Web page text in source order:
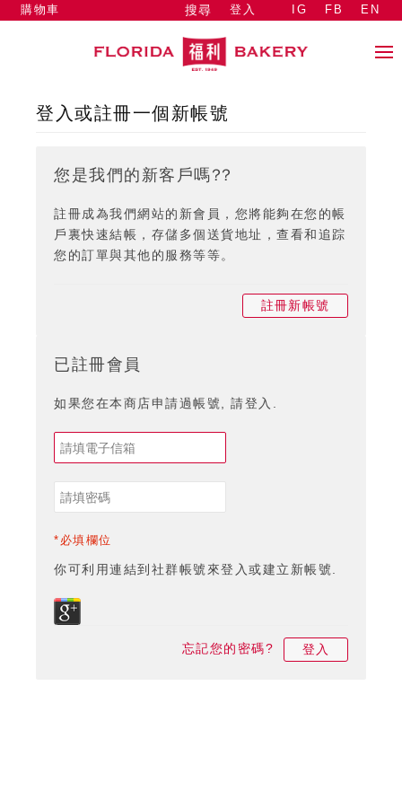
搜尋 登入
購物車 IG FB EN
登入或註冊一個新帳號
您是我們的新客戶嗎??
註冊成為我們網站的新會員，您將能夠在您的帳
戶裏快速結帳，存儲多個送貨地址，查看和追踪
您的訂單與其他的服務等等。
註冊新帳號
已註冊會員
如果您在本商店申請過帳號, 請登入.
*必填欄位
你可利用連結到社群帳號來登入或建立新帳號.
忘記您的密碼? 登入